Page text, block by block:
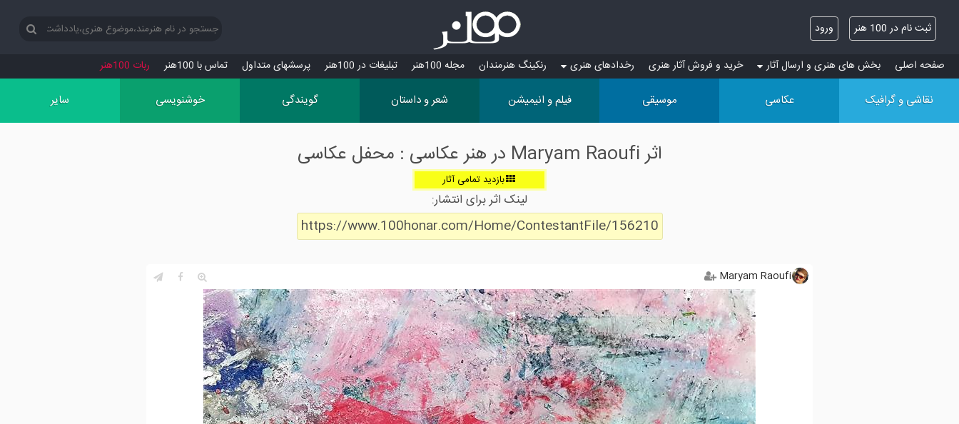
ثبت نام در 100 هنر ورود
صفحه اصلی بخش های هنری و ارسال آثار خرید و فروش آثار هنری رخدادهای هنری رنکینگ هنرمندان مجله 100هنر تبلیغات در 100هنر پرسش‏های متداول تماس با 100هنر ربات 100هنر
نقاشی و گرافیک عکاسی موسیقی فیلم و انیمیشن شعر و داستان گویندگی خوشنویسی سایر
اثر Maryam Raoufi در هنر عکاسی : محفل عکاسی
بازدید تمامی آثار
لینک اثر برای انتشار:
https://www.100honar.com/Home/ContestantFile/156210
Maryam Raoufi